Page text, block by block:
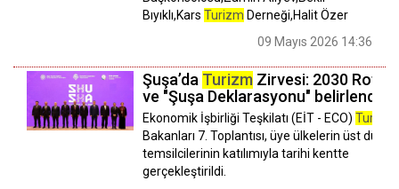
Bıyıklı,Kars Turizm Derneği,Halit Özer
09 Mayıs 2026 14:36
Şuşa’da Turizm Zirvesi: 2030 Rotası
ve "Şuşa Deklarasyonu" belirlendi
Ekonomik İşbirliği Teşkilatı (EİT - ECO) Turizm
Bakanları 7. Toplantısı, üye ülkelerin üst düzey
temsilcilerinin katılımıyla tarihi kentte
gerçekleştirildi.